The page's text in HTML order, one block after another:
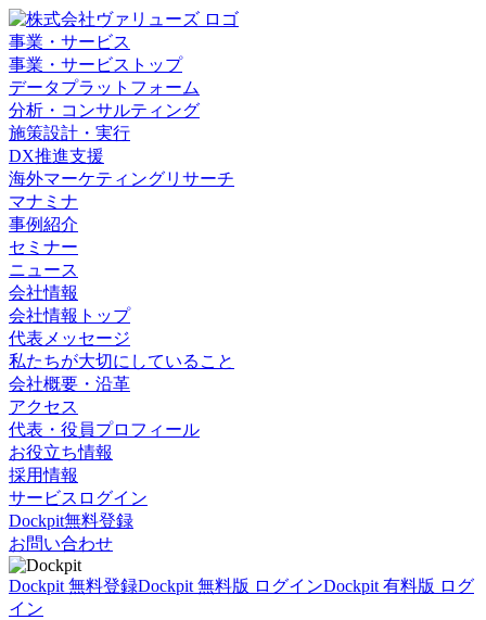
事業・サービス
事業・サービストップ
データプラットフォーム
分析・コンサルティング
施策設計・実行
DX推進支援
海外マーケティングリサーチ
マナミナ
事例紹介
セミナー
ニュース
会社情報
会社情報トップ
代表メッセージ
私たちが大切にしていること
会社概要・沿革
アクセス
代表・役員プロフィール
お役立ち情報
採用情報
サービスログイン
Dockpit無料登録
お問い合わせ
Dockpit 無料登録Dockpit 無料版 ログインDockpit 有料版 ログ
イン